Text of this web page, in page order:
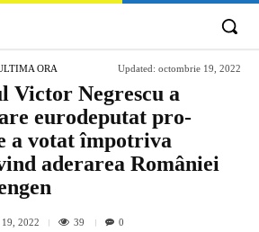
ORA Updated: octombrie 19, 2022
Victor Negrescu a
eurodeputat pro-
a votat împotriva
aderarea României
2022 39 0